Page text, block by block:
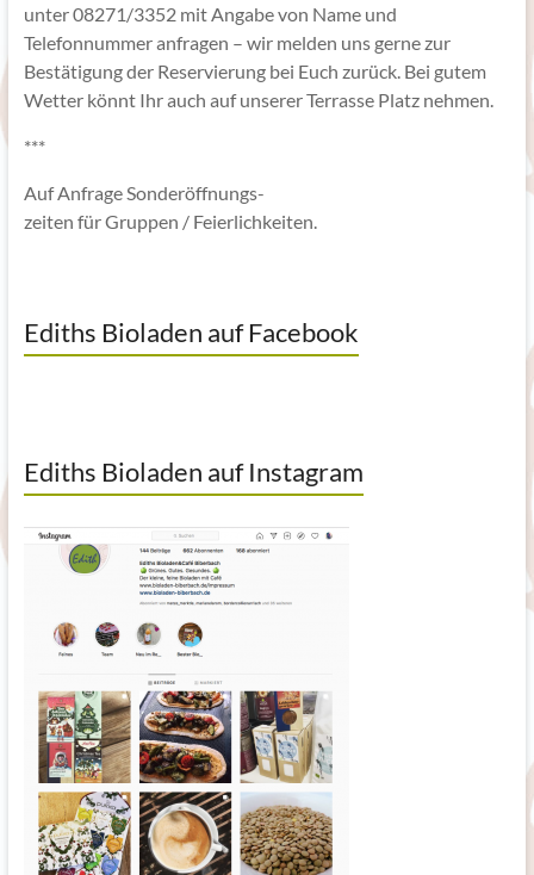
unter 08271/3352 mit Angabe von Name und
Telefonnummer anfragen – wir melden uns gerne zur
Bestätigung der Reservierung bei Euch zurück. Bei gutem
Wetter könnt Ihr auch auf unserer Terrasse Platz nehmen.
***
Auf Anfrage Sonderöffnungs-
zeiten für Gruppen / Feierlichkeiten.
Ediths Bioladen auf Facebook
Ediths Bioladen auf Instagram